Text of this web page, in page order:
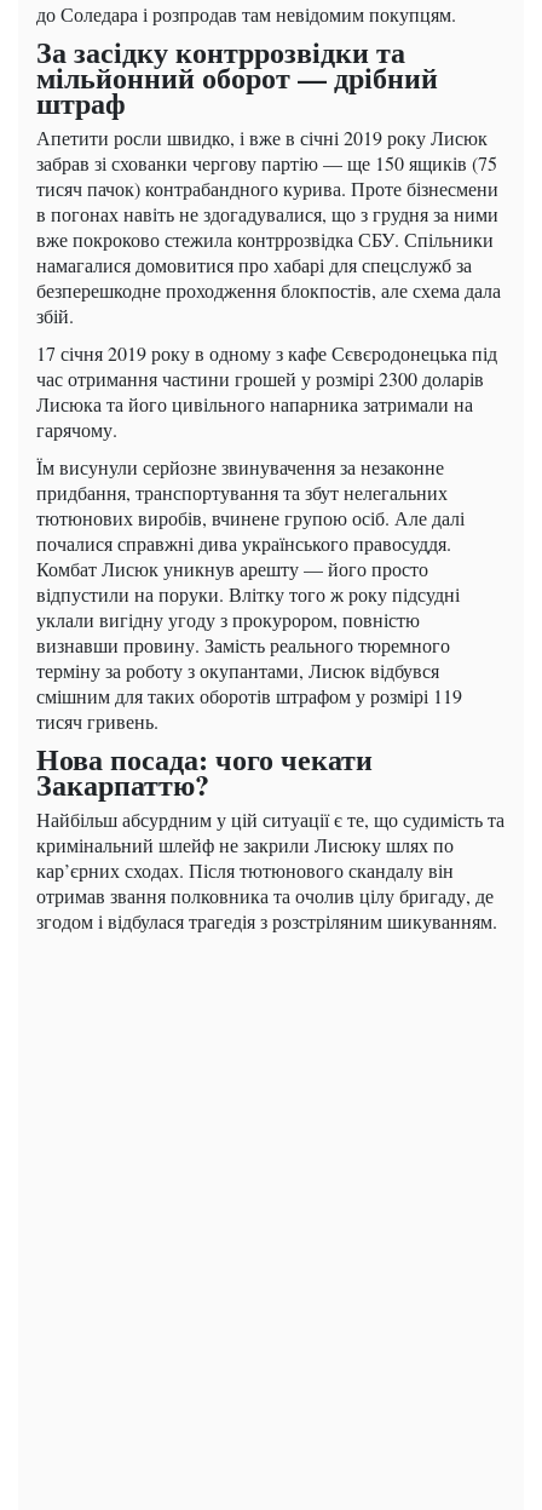
до Соледара і розпродав там невідомим покупцям.
За засідку контррозвідки та
мільйонний оборот — дрібний
штраф
Апетити росли швидко, і вже в січні 2019 року Лисюк
забрав зі схованки чергову партію — ще 150 ящиків (75
тисяч пачок) контрабандного курива. Проте бізнесмени
в погонах навіть не здогадувалися, що з грудня за ними
вже покроково стежила контррозвідка СБУ. Спільники
намагалися домовитися про хабарі для спецслужб за
безперешкодне проходження блокпостів, але схема дала
збій.
17 січня 2019 року в одному з кафе Сєвєродонецька під
час отримання частини грошей у розмірі 2300 доларів
Лисюка та його цивільного напарника затримали на
гарячому.
Їм висунули серйозне звинувачення за незаконне
придбання, транспортування та збут нелегальних
тютюнових виробів, вчинене групою осіб. Але далі
почалися справжні дива українського правосуддя.
Комбат Лисюк уникнув арешту — його просто
відпустили на поруки. Влітку того ж року підсудні
уклали вигідну угоду з прокурором, повністю
визнавши провину. Замість реального тюремного
терміну за роботу з окупантами, Лисюк відбувся
смішним для таких оборотів штрафом у розмірі 119
тисяч гривень.
Нова посада: чого чекати
Закарпаттю?
Найбільш абсурдним у цій ситуації є те, що судимість та
кримінальний шлейф не закрили Лисюку шлях по
кар’єрних сходах. Після тютюнового скандалу він
отримав звання полковника та очолив цілу бригаду, де
згодом і відбулася трагедія з розстріляним шикуванням.